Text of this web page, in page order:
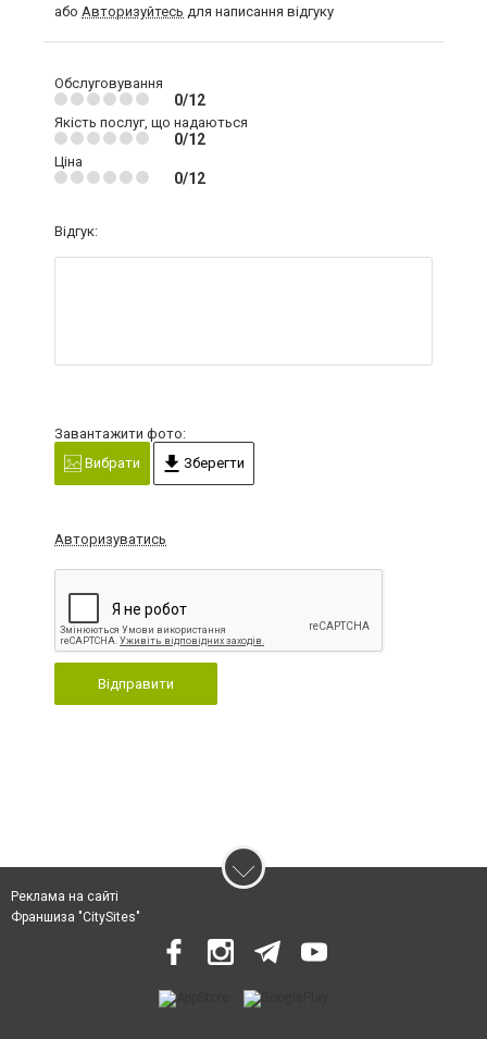
або Авторизуйтесь для написання відгуку
Обслуговування
0/12
Якість послуг, що надаються
0/12
Ціна
0/12
Відгук:
Завантажити фото:
Вибрати
Зберегти
Авторизуватись
Відправити
Реклама на сайті
Франшиза "CitySites"